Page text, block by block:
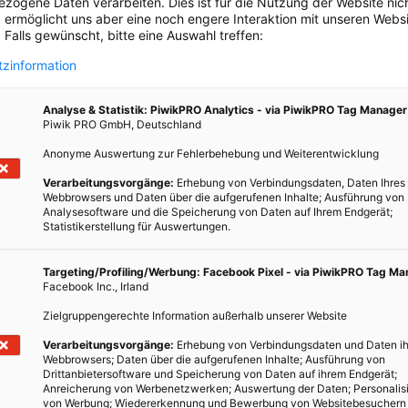
Stoffe produzieren. Das liegt daran, dass im Nanomaßstab
Dadurch können sich bekannte Materialien im Nanomaßstab
extrem geringe Größe von Nanomaterialien ermöglicht es
ansonsten undurchdringliche Barrieren überwinden.
in die Lymphe, das Blut und sogar in das Knochenmark
Nanotechnologie länderübergreifend
Nanomaterialien wurden Vorschriften erlassen, um
sicher und effizient durchgeführt wird. Schon
daher den sogenannte Toxic Substances Control Act (TSCA)
der amerikanischen Umweltschutzbehörde, Berichte,
für die Verwendung von chemischen Stoffen in
hat die Behörde erst vor kurzem damit begonnen, ihre
geltend zu machen: 2017 forderte sie alle
Nanomaterialien hergestellt oder verarbeitet hatten, auf,
verwendeten Technologien zu übermitteln. 2011 wurde
zwischen Kanada und den USA beschlossen, das eine
ermöglicht uns aber eine noch engere Interaktion mit unseren
Falls gewünscht, bitte eine Auswahl treffen:
Analyse & Statistik: PiwikPRO Analytics - via PiwikPRO Tag Manager
Piwik PRO GmbH, Deutschland
Anonyme Auswertung zur Fehlerbehebung und Weiterentwicklung
Verarbeitungsvorgänge: Erhebung von Verbindungsdaten, Daten Ihres
Webbrowsers und Daten über die aufgerufenen Inhalte; Ausführung von
Analysesoftware und die Speicherung von Daten auf Ihrem Endgerät;
Statistikerstellung für Auswertungen.
Targeting/Profiling/Werbung: Facebook Pixel - via PiwikPRO Tag
Facebook Inc., Irland
Zielgruppengerechte Information außerhalb unserer Website
Verarbeitungsvorgänge: Erhebung von Verbindungsdaten und Daten
Webbrowsers; Daten über die aufgerufenen Inhalte; Ausführung von
Drittanbietersoftware und Speicherung von Daten auf ihrem Endgerät;
Anreicherung von Werbenetzwerken; Auswertung der Daten;
von Werbung; Wiedererkennung und Bewerbung von